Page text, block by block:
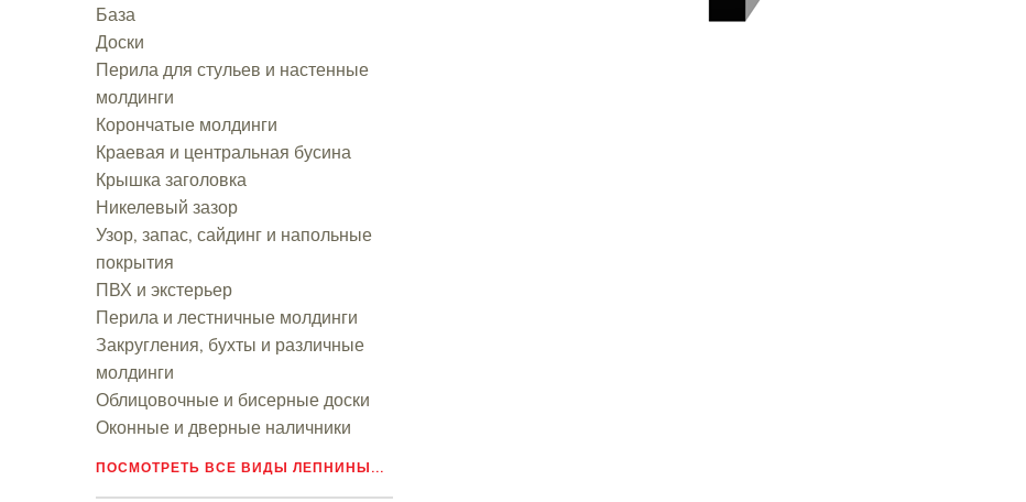
База
Доски
Перила для стульев и настенные
молдинги
Корончатые молдинги
Краевая и центральная бусина
Крышка заголовка
Никелевый зазор
Узор, запас, сайдинг и напольные
покрытия
ПВХ и экстерьер
Перила и лестничные молдинги
Закругления, бухты и различные
молдинги
Облицовочные и бисерные доски
Оконные и дверные наличники
ПОСМОТРЕТЬ ВСЕ ВИДЫ ЛЕПНИНЫ...